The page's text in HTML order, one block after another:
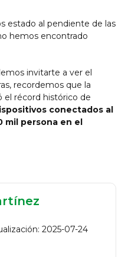
estado al pendiente de las
hemos encontrado
invitarte a ver el
recordemos que la
el récord histórico de
conectados al
mil persona en el
2025-07-24